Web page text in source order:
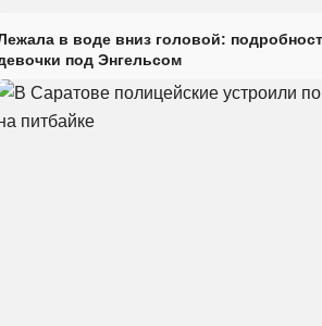
в воде вниз головой:
под Энгельсом